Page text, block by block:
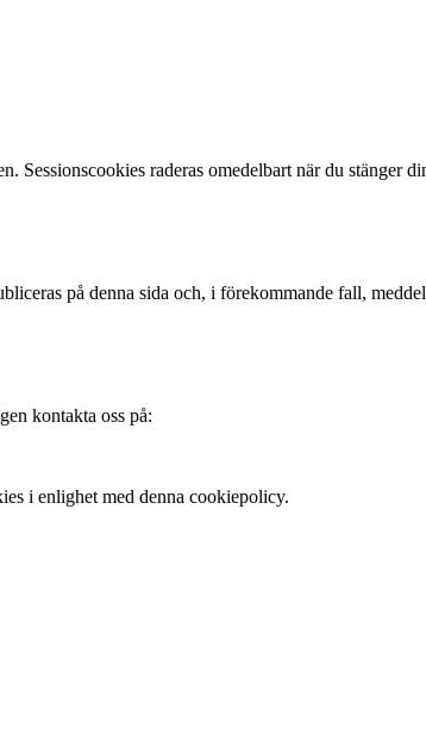
raderas omedelbart när du stänger
på denna sida och, i förekommande fall,
kontakta oss på:
i enlighet med denna cookiepolicy.